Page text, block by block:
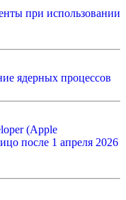
при использовании
ядерных процессов
(Apple
после 1 апреля 2026